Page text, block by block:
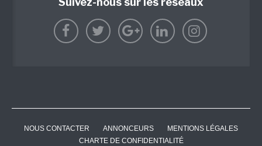
NOUS CONTACTER ANNONCEURS
MENTIONS LÉGALES
CHARTE DE CONFIDENTIALITÉ